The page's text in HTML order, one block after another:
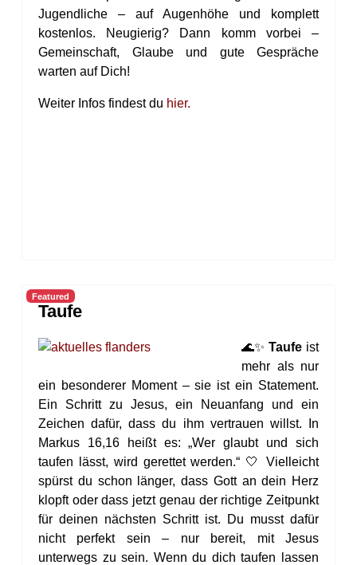
Jugendliche – auf Augenhöhe und komplett
kostenlos. Neugierig? Dann komm vorbei –
Gemeinschaft, Glaube und gute Gespräche
warten auf Dich!
Weiter Infos findest du hier.
Featured
Taufe
🌊✨Taufe ist
mehr als nur
ein besonderer Moment – sie ist ein Statement.
Ein Schritt zu Jesus, ein Neuanfang und ein
Zeichen dafür, dass du ihm vertrauen willst. In
Markus 16,16 heißt es: „Wer glaubt und sich
taufen lässt, wird gerettet werden.“ 🤍 Vielleicht
spürst du schon länger, dass Gott an dein Herz
klopft oder dass jetzt genau der richtige Zeitpunkt
für deinen nächsten Schritt ist. Du musst dafür
nicht perfekt sein – nur bereit, mit Jesus
unterwegs zu sein. Wenn du dich taufen lassen